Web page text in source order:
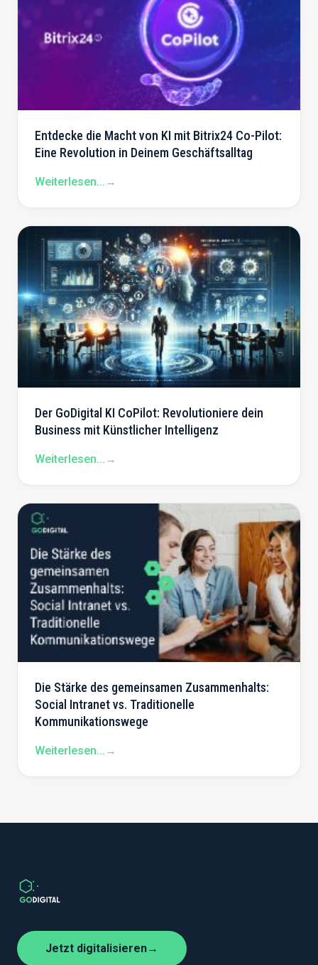
Entdecke die Macht von KI mit Bitrix24 Co-Pilot:
Eine Revolution in Deinem Geschäftsalltag
Weiterlesen... →
Der GoDigital KI CoPilot: Revolutioniere dein
Business mit Künstlicher Intelligenz
Weiterlesen... →
Die Stärke des gemeinsamen Zusammenhalts:
Social Intranet vs. Traditionelle
Kommunikationswege
Weiterlesen... →
Jetzt digitalisieren→